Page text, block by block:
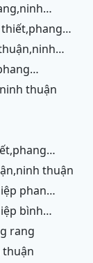
thuận
thuận
rang
thuận